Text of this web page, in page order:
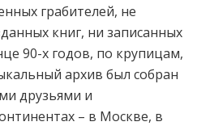
грабителей, не
книг, ни записанных
90-х годов, по крупицам,
архив был собран
друзьями и
– в Москве, в